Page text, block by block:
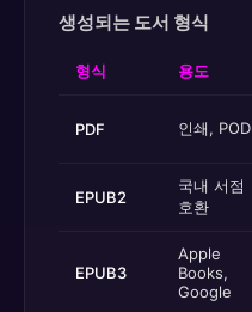
생성되는 도서 형식
형식 용도
PDF 인쇄, POD
EPUB2
국내 서점
호환
EPUB3
Apple
Books,
Google